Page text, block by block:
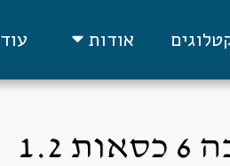
אודות עוד